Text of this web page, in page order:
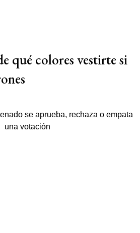
qué colores vestirte si